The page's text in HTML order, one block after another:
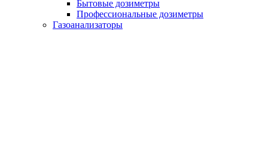
Бытовые дозиметры
Профессиональные дозиметры
Газоанализаторы